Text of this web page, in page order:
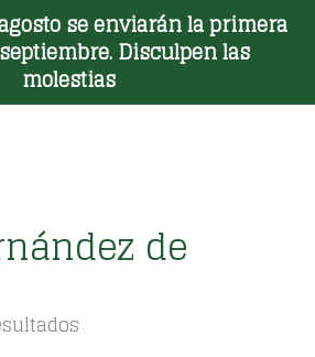
se enviarán la primera
Disculpen las
molestias
Toggle Menu
de